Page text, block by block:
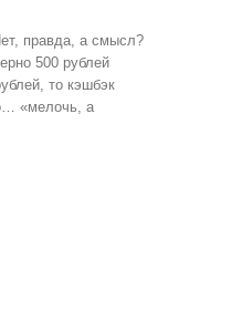
правда, а смысл?
500 рублей
то кэшбэк
«мелочь, а